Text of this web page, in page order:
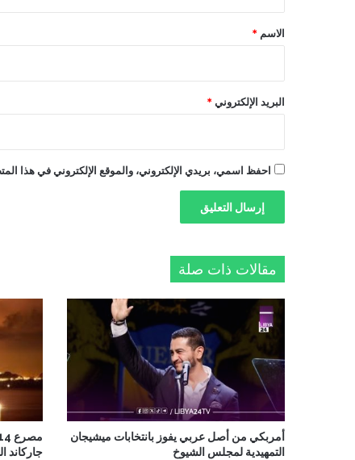
*
الاسم *
البريد الإلكتروني *
احفظ اسمي، بريدي الإلكتروني، والموقع الإلكتروني في هذا
مقالات ذات صلة
أمربكي من أصل عربي يفوز بانتخابات ميشيجان
التمهيدية لمجلس الشيوخ
جاركاند